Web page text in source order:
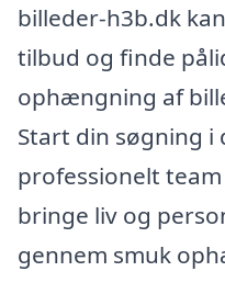
billeder-h3b.dk
tilbud og finde
ophængning af
Start din søgning i
professionelt
bringe liv og
gennem smuk